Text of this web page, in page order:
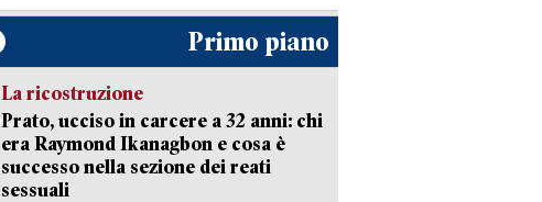
Primo piano
La ricostruzione
Prato, ucciso in carcere a 32 anni: chi
era Raymond Ikanagbon e cosa è
successo nella sezione dei reati
sessuali